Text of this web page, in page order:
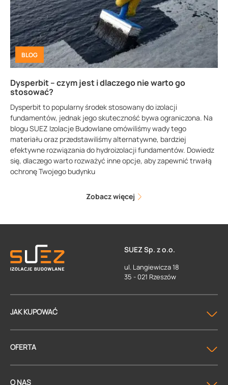
BLOG
Dysperbit – czym jest i dlaczego nie warto go
stosować?
Dysperbit to popularny środek stosowany do izolacji
fundamentów, jednak jego skuteczność bywa ograniczona. Na
blogu SUEZ Izolacje Budowlane omówiliśmy wady tego
materiału oraz przedstawiliśmy alternatywne, bardziej
efektywne rozwiązania do hydroizolacji fundamentów. Dowiedz
się, dlaczego warto rozważyć inne opcje, aby zapewnić trwałą
ochronę Twojego budynku
Zobacz więcej
SUEZ Sp. z o.o.
ul. Langiewicza 18
35 - 021 Rzeszów
JAK KUPOWAĆ
OFERTA
O NAS